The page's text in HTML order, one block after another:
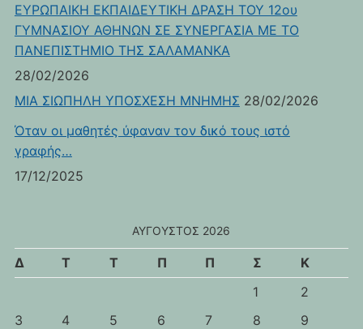
ΕΥΡΩΠΑΙΚΗ ΕΚΠΑΙΔΕΥΤΙΚΗ ΔΡΑΣΗ ΤΟΥ 12ου
ΓΥΜΝΑΣΙΟΥ ΑΘΗΝΩΝ ΣΕ ΣΥΝΕΡΓΑΣΙΑ ΜΕ ΤΟ
ΠΑΝΕΠΙΣΤΗΜΙΟ ΤΗΣ ΣΑΛΑΜΑΝΚΑ
28/02/2026
ΜΙΑ ΣΙΩΠΗΛΗ ΥΠΟΣΧΕΣΗ ΜΝΗΜΗΣ 28/02/2026
Όταν οι μαθητές ύφαναν τον δικό τους ιστό
γραφής…
17/12/2025
ΑΎΓΟΥΣΤΟΣ 2026
Δ Τ Τ Π Π Σ
Κ
1
2
3
4 5 6 7 8
9